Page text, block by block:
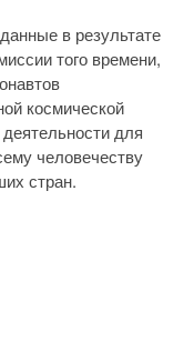
в результате
того времени,
космической
для
человечеству
стран.